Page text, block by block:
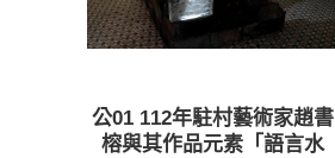
公01 112年駐村藝術家趙書
榕與其作品元素「語言水